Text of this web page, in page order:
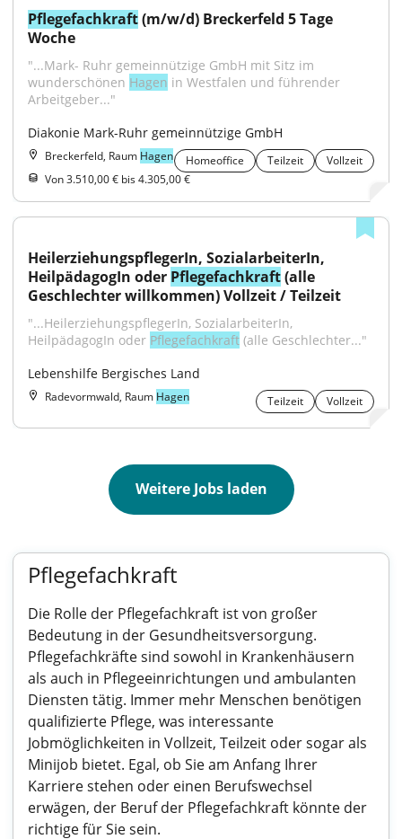
Pflegefachkraft (m/w/d) Breckerfeld 5 Tage
Woche
"...Mark- Ruhr gemeinnützige GmbH mit Sitz im
wunderschönen Hagen in Westfalen und führender
Arbeitgeber..."
Diakonie Mark-Ruhr gemeinnützige GmbH
Breckerfeld, Raum Hagen Homeoffice Teilzeit
Vollzeit
Von 3.510,00 € bis 4.305,00 €
HeilerziehungspflegerIn, SozialarbeiterIn,
HeilpädagogIn oder Pflegefachkraft (alle
Geschlechter willkommen) Vollzeit / Teilzeit
"...HeilerziehungspflegerIn, SozialarbeiterIn,
HeilpädagogIn oder Pflegefachkraft (alle Geschlechter..."
Lebenshilfe Bergisches Land
Radevormwald, Raum Hagen Teilzeit Vollzeit
Weitere Jobs laden
Pflegefachkraft
Die Rolle der Pflegefachkraft ist von großer
Bedeutung in der Gesundheitsversorgung.
Pflegefachkräfte sind sowohl in Krankenhäusern
als auch in Pflegeeinrichtungen und ambulanten
Diensten tätig. Immer mehr Menschen benötigen
qualifizierte Pflege, was interessante
Jobmöglichkeiten in Vollzeit, Teilzeit oder sogar als
Minijob bietet. Egal, ob Sie am Anfang Ihrer
Karriere stehen oder einen Berufswechsel
erwägen, der Beruf der Pflegefachkraft könnte der
richtige für Sie sein.